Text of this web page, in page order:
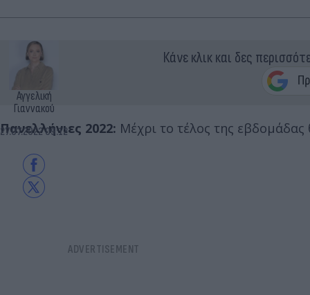
Αγγελική
Γιαννακού
27.07.2022 09:12
Κάνε κλικ και δες
Πανελλήνιες 2022: Μέχρι το τέλος της εβδομάδας